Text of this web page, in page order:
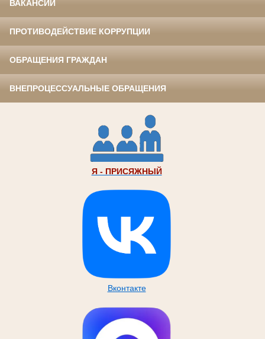
ВАКАНСИИ
ПРОТИВОДЕЙСТВИЕ КОРРУПЦИИ
ОБРАЩЕНИЯ ГРАЖДАН
ВНЕПРОЦЕССУАЛЬНЫЕ ОБРАЩЕНИЯ
Я - ПРИСЯЖНЫЙ
Вконтакте